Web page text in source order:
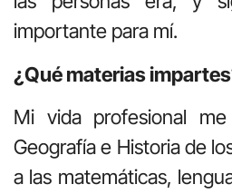
importante para mí.
¿Qué materias
Mi vida profesional
Geografía e Historia de
a las matemáticas,